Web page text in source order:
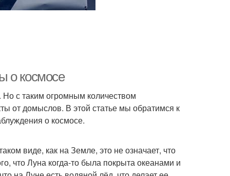
о космосе
с таким огромным количеством
от домыслов. В этой статье мы обратимся к
о космосе.
виде, как на Земле, это не означает, что
что Луна когда-то была покрыта океанами и